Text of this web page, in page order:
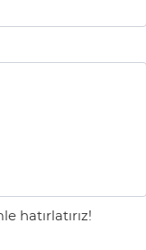
hatırlatırız!